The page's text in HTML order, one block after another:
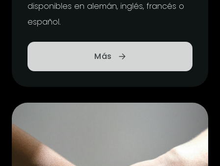
disponibles en alemán, inglés, francés o
español.
Más